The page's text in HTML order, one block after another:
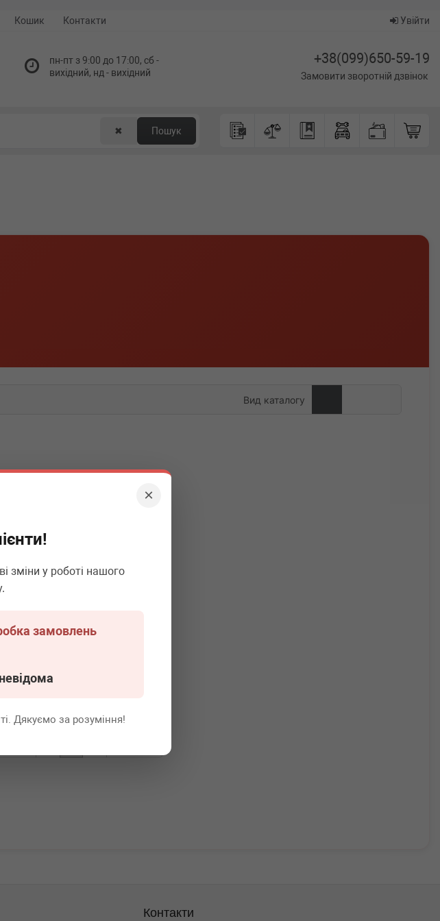
×
зміни у роботі нашого
замовлень
невідома
Дякуємо за розуміння!
Кошик Контакти Увійти
пн-пт з 9:00 до 17:00, сб -
вихідний, нд - вихідний
+38(099)650-59-19
Замовити зворотній дзвінок
✖ Пошук
Вид каталогу
Контакти